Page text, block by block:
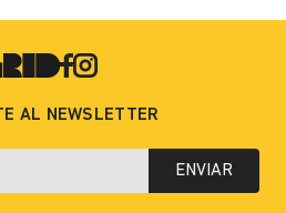
AL NEWSLETTER
ENVIAR